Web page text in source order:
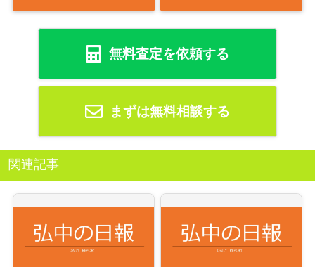
無料査定を依頼する
まずは無料相談する
関連記事